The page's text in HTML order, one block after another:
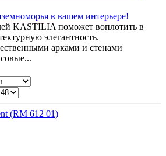
в вашем интерьере!
KASTILIA поможет воплотить в
элегантность.
арками и стенами